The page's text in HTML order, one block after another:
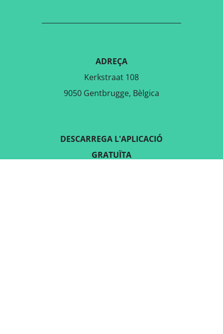
ADREÇA
Kerkstraat 108
9050 Gentbrugge, Bèlgica
DESCARREGA L'APLICACIÓ
GRATUÏTA